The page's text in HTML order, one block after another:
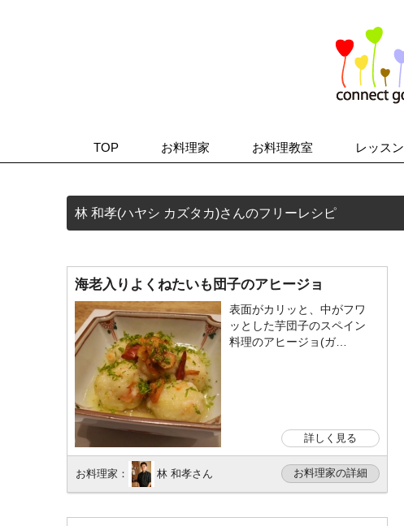
TOP お料理家 お料理教室 レッスン
林 和孝(ハヤシ カズタカ)さんのフリーレシピ
海老入りよくねたいも団子のアヒージョ
表面がカリッと、中がフワ
ッとした芋団子のスペイン
料理のアヒージョ(ガ…
詳しく見る
お料理家： 林 和孝さん お料理家の詳細